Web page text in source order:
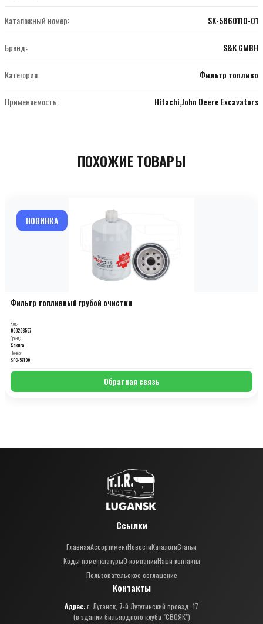
Каталожный номер: SK-5860110-01
Бренд: S&K GMBH
Категория: Фильтр топливо
Применяемость: Hitachi,John Deere Excavators
ПОХОЖИЕ ТОВАРЫ
НОВИНКА
Фильтр топливный грубой очистки
Код:
000206557
Бренд:
Sakura
Номер:
SFC-57190
Обратная связь
Ссылки
ГлавнаяАссортиментНовостиКаталогиСтатьи
Коды номенклатурыО компанииНаши контакты
Пользовательское соглашение
Контакты
Адрес:г. Луганск, 7-й Лутугинский проезд, 17
(в здании бильярдного клуба "СВОЯК")